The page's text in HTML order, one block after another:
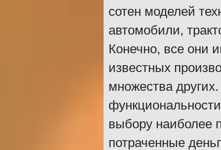
сотен моделей
автомобили,
Конечно, все они
известных
множества
выбору наиболее
потраченные